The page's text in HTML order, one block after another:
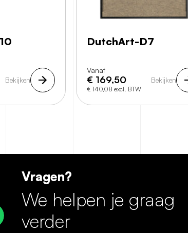
Bekijken
DutchArt-D7
Vanaf
€ 169,50
€ 140,08 excl. BTW
Bekijken
Vragen?
We helpen je graag
verder